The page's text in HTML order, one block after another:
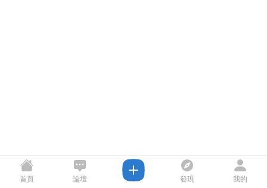
首頁 論壇 發現 我的